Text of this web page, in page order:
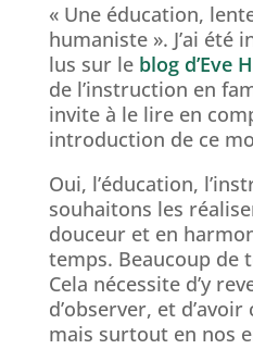
« Une éducation,
humaniste ». J’ai été
lus sur le blog d’Eve
de l’instruction en
invite à le lire en
introduction de ce
Oui, l’éducation,
souhaitons les
douceur et en
temps. Beaucoup de
Cela nécessite d’y
d’observer, et
mais surtout en nos